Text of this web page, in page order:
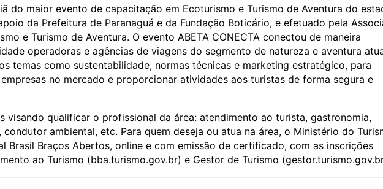
do maior evento de capacitação em Ecoturismo e Turismo de Aventura do
da Prefeitura de Paranaguá e da Fundação Boticário, e efetuado pela
e Turismo de Aventura. O evento ABETA CONECTA conectou de maneira
operadoras e agências de viagens do segmento de natureza e aventura
temas como sustentabilidade, normas técnicas e marketing estratégico, para
no mercado e proporcionar atividades aos turistas de forma segura e
visando qualificar o profissional da área: atendimento ao turista, gastronomia,
ambiental, etc. Para quem deseja ou atua na área, o Ministério do
Brasil Braços Abertos, online e com emissão de certificado, com as inscrições
ao Turismo (bba.turismo.gov.br) e Gestor de Turismo